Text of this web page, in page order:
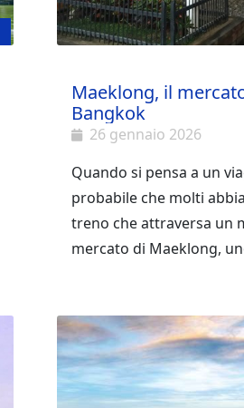
Maeklong, il
Bangkok
26 gennaio 2026
Quando si pensa a un
probabile che molti
treno che attraversa un
mercato di Maeklong,
imprescindibile per il
insieme questo luogo
informazioni
meta alla tua prossima